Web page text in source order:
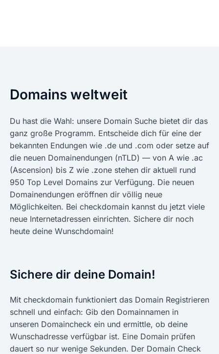
Domains weltweit
Du hast die Wahl: unsere Domain Suche bietet dir das
ganz große Programm. Entscheide dich für eine der
bekannten Endungen wie .de und .com oder setze auf
die neuen Domainendungen (nTLD) — von A wie .ac
(Ascension) bis Z wie .zone stehen dir aktuell rund
950 Top Level Domains zur Verfügung. Die neuen
Domainendungen eröffnen dir völlig neue
Möglichkeiten. Bei checkdomain kannst du jetzt viele
neue Internetadressen einrichten. Sichere dir noch
heute deine Wunschdomain!
Sichere dir deine Domain!
Mit checkdomain funktioniert das Domain Registrieren
schnell und einfach: Gib den Domainnamen in
unseren Domaincheck ein und ermittle, ob deine
Wunschadresse verfügbar ist. Eine Domain prüfen
dauert so nur wenige Sekunden. Der Domain Check